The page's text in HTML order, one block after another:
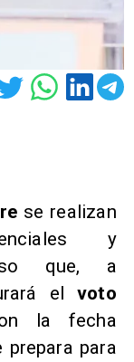
se realizan
y
que, a
elvoto
la fecha
prepara para